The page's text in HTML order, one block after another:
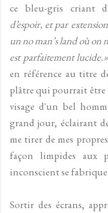
ce bleu-gris criant
d’espoir, et par
un no man’s land où on
est parfaitement
en référence au titre
plâtre qui pourrait être
visage d'un bel
grand jour, éclairant
me tirer de mes
façon limpides aux
inconscient se
Sortir des écrans,